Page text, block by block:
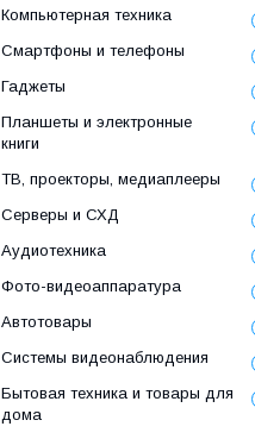
Компьютерная техника
Смартфоны и телефоны
Гаджеты
Планшеты и электронные
книги
ТВ, проекторы, медиаплееры
Серверы и СХД
Аудиотехника
Фото-видеоаппаратура
Автотовары
Системы видеонаблюдения
Бытовая техника и товары для
дома